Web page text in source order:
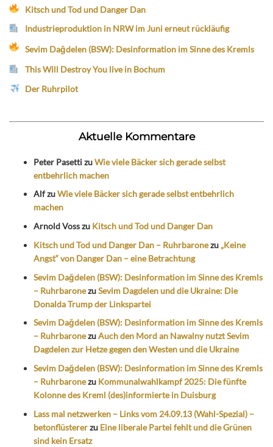
Kitsch und Tod und Danger Dan
Industrieproduktion in NRW im Juni erneut rückläufig
Sevim Dağdelen (BSW): Desinformation im Sinne des Kremls
This Will Destroy You live in Bochum
Der Ruhrpilot
Aktuelle Kommentare
Peter PasettizuWie viele Bäcker sich gerade selbst
entbehrlich machen
AlfzuWie viele Bäcker sich gerade selbst entbehrlich
machen
Arnold Vosszu Kitsch und Tod und Danger Dan
Kitsch und Tod und Danger Dan – Ruhrbaronezu „Keine
Angst“ von Danger Dan – eine Betrachtung
Sevim Dağdelen (BSW): Desinformation im Sinne des Kremls
– RuhrbaronezuSevim Dagdelen und die Ukraine: Die
Donalda Trump der Linkspartei
Sevim Dağdelen (BSW): Desinformation im Sinne des Kremls
– RuhrbaronezuAuch den Mord an Nawalny nutzt Sevim
Dagdelen zur Hetze gegen den Westen und die Ukraine
Sevim Dağdelen (BSW): Desinformation im Sinne des Kremls
– Ruhrbaronezu Kommunalwahlkampf 2025: Die fünfte
Kolonne des Kreml (des)informierte in Duisburg
Lass mal netzwerken – Links vom 24.09.13 (Wahl-Spezial) –
betonflüstererzu Eine liberale Partei fehlt und die Grünen
sind kein Ersatz